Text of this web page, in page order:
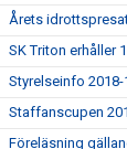
Årets
SK Triton erhåller
Styrelseinfo 2018-
Staffanscupen
Föreläsning